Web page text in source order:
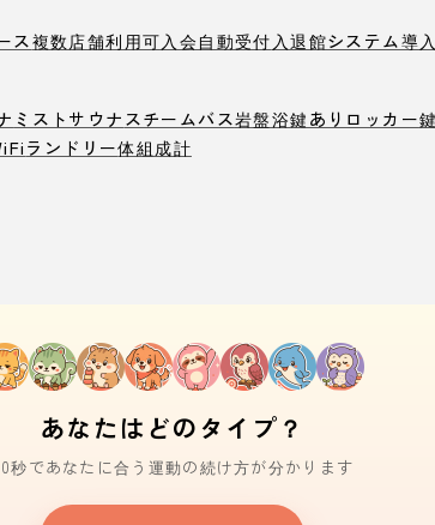
ス複数店舗利用可入会自動受付 入退館システム導
ミストサウナ スチームバス岩盤浴鍵ありロッカー
ランドリー体組成計
あなたはどのタイプ？
秒であなたに合う運動の続け方が分かります